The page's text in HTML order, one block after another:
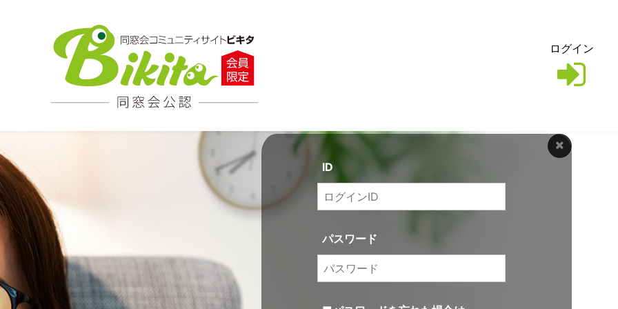
ログイン
ID
パスワード